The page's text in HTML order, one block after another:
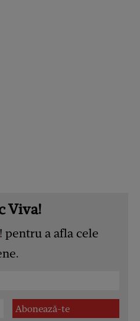
Viva!
! pentru a afla cele